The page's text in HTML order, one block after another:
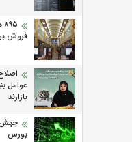
فروش
عوامل
بازارند
بورس